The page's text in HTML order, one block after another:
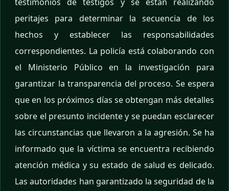
peritajes para determinar la secuencia de los
hechos y establecer las responsabilidades
correspondientes. La policía está colaborando con
el Ministerio Público en la investigación para
garantizar la transparencia del proceso. Se espera
que en los próximos días se obtengan más detalles
sobre el presunto incidente y se puedan esclarecer
las circunstancias que llevaron a la agresión. Se ha
informado que la víctima se encuentra recibiendo
atención médica y su estado de salud es delicado.
Las autoridades han garantizado la seguridad de la